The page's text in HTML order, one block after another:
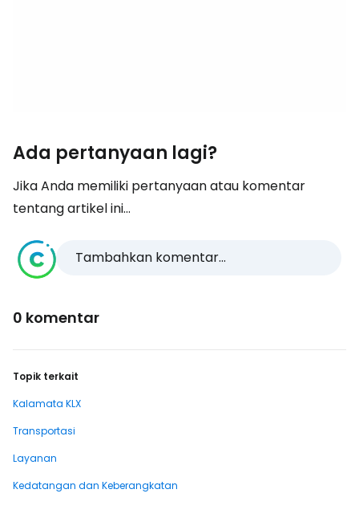
Ada pertanyaan lagi?
Jika Anda memiliki pertanyaan atau komentar
tentang artikel ini...
Tambahkan komentar...
0 komentar
Topik terkait
Kalamata KLX
Transportasi
Layanan
Kedatangan dan Keberangkatan